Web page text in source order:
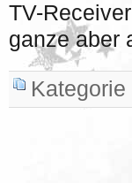
TV-
ganze aber
Kategorie